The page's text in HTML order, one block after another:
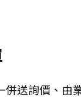
送詢價、由